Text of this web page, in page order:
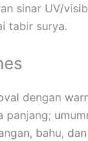
sinar UV/
tabir surya.
dengan
panjang;
bahu,